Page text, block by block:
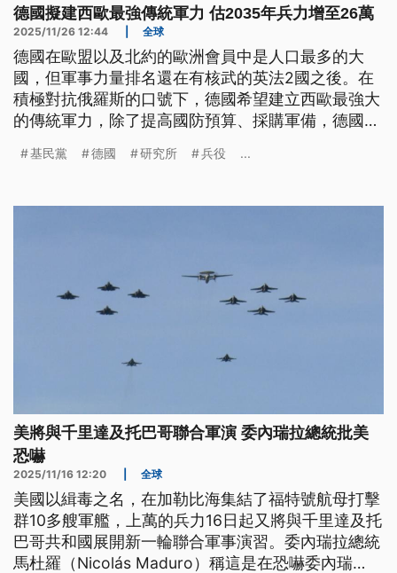
德國擬建西歐最強傳統軍力 估2035年兵力增至26萬
2025/11/26 12:44 全球
德國在歐盟以及北約的歐洲會員中是人口最多的大
國，但軍事力量排名還在有核武的英法2國之後。在
積極對抗俄羅斯的口號下，德國希望建立西歐最強大
的傳統軍力，除了提高國防預算、採購軍備，德國執
排除徵兵，預計2035年把兵力規模從現有的18萬多
基民黨 德國 研究所 兵役 ...
美將與千里達及托巴哥聯合軍演 委內瑞拉總統批美
恐嚇
2025/11/16 12:20 全球
美國以緝毒之名，在加勒比海集結了福特號航母打擊
群10多艘軍艦，上萬的兵力16日起又將與千里達及托
巴哥共和國展開新一輪聯合軍事演習。委內瑞拉總統
馬杜羅（Nicolás Maduro）稱這是在恐嚇委內瑞